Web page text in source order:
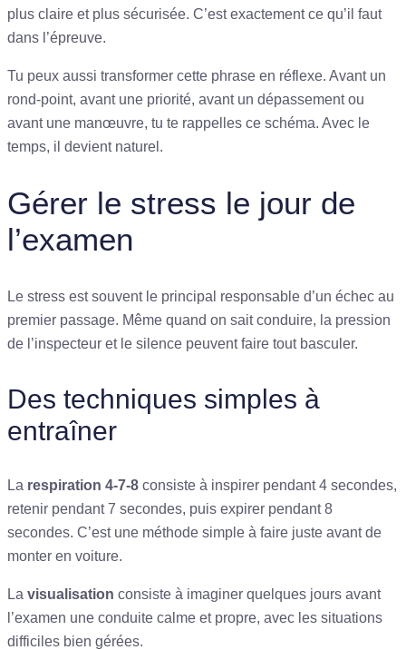
plus claire et plus sécurisée. C’est exactement ce qu’il faut
dans l’épreuve.
Tu peux aussi transformer cette phrase en réflexe. Avant un
rond-point, avant une priorité, avant un dépassement ou
avant une manœuvre, tu te rappelles ce schéma. Avec le
temps, il devient naturel.
Gérer le stress le jour de
l’examen
Le stress est souvent le principal responsable d’un échec au
premier passage. Même quand on sait conduire, la pression
de l’inspecteur et le silence peuvent faire tout basculer.
Des techniques simples à
entraîner
La respiration 4-7-8 consiste à inspirer pendant 4 secondes,
retenir pendant 7 secondes, puis expirer pendant 8
secondes. C’est une méthode simple à faire juste avant de
monter en voiture.
La visualisation consiste à imaginer quelques jours avant
l’examen une conduite calme et propre, avec les situations
difficiles bien gérées.